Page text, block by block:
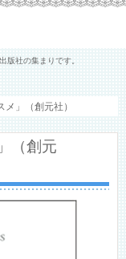
版社の集まりです。
」（創元社）
（創元